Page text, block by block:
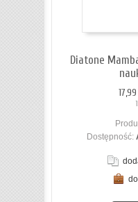
Diatone
Dostępność: